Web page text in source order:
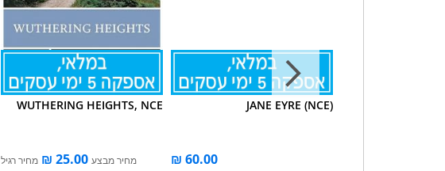
WUTHERING HEIGHTS, NCE
מחיר מבצע מחיר רגיל
JANE EYRE (NCE)